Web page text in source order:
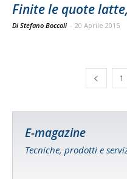
Finite le quote
Di Stefano Boccoli - 20 Aprile 2015
1
E-magazine
Tecniche, prodotti e